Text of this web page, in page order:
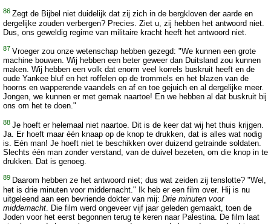
86 Zegt de Bijbel niet duidelijk dat zij zich in de bergkloven der aarde en
dergelijke zouden verbergen? Precies. Ziet u, zij hebben het antwoord niet.
Dus, ons geweldig regime van militaire kracht heeft het antwoord niet.
87 Vroeger zou onze wetenschap hebben gezegd: "We kunnen een grote
machine bouwen. Wij hebben een beter geweer dan Duitsland zou kunnen
maken. Wij hebben een volk dat enorm veel korrels buskruit heeft en de
oude Yankee bluf en het roffelen op de trommels en het blazen van de
hoorns en wapperende vaandels en af en toe gejuich en al dergelijke meer.
Jongen, we kunnen er met gemak naartoe! En we hebben al dat buskruit bij
ons om het te doen."
88 Je hoeft er helemaal niet naartoe. Dit is de keer dat wij het thuis krijgen.
Ja. Er hoeft maar één knaap op de knop te drukken, dat is alles wat nodig
is. Eén man! Je hoeft niet te beschikken over duizend getrainde soldaten.
Slechts één man zonder verstand, van de duivel bezeten, om die knop in te
drukken. Dat is genoeg.
89 Daarom hebben ze het antwoord niet; dus wat zeiden zij tenslotte? "Wel,
het is drie minuten voor middernacht." Ik heb er een film over. Hij is nu
uitgeleend aan een bevriende dokter van mij: Drie minuten voor
middernacht . Die film werd ongeveer vijf jaar geleden gemaakt, toen de
Joden voor het eerst begonnen terug te keren naar Palestina. De film laat